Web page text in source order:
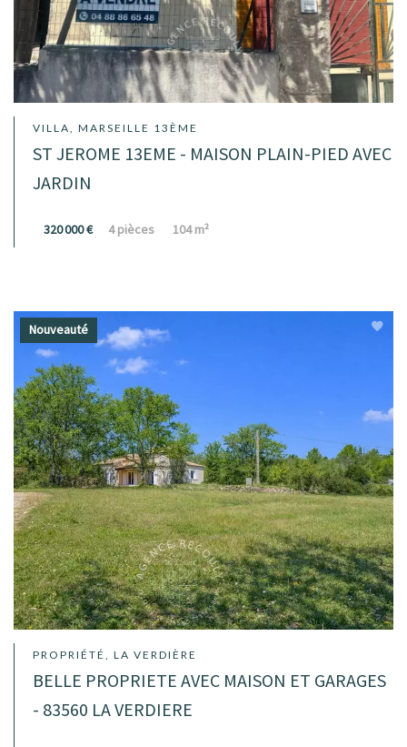
VILLA, MARSEILLE 13ÈME
ST JEROME 13EME - MAISON PLAIN-PIED AVEC
JARDIN
320 000 € 4 pièces 104 m²
PROPRIÉTÉ, LA VERDIÈRE
BELLE PROPRIETE AVEC MAISON ET GARAGES
- 83560 LA VERDIERE
Nouveauté